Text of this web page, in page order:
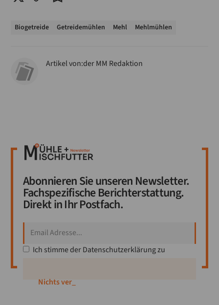
Biogetreide Getreidemühlen Mehl Mehlmühlen
Artikel von:der MM Redaktion
Abonnieren Sie unseren Newsletter.
Fachspezifische Berichterstattung.
Direkt in Ihr Postfach.
Ich stimme derDatenschutzerklärungzu
Mitglied_